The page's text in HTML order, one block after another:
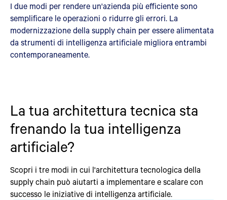
I due modi per rendere un'azienda più efficiente sono
semplificare le operazioni o ridurre gli errori. La
modernizzazione della supply chain per essere alimentata
da strumenti di intelligenza artificiale migliora entrambi
contemporaneamente.
La tua architettura tecnica sta
frenando la tua intelligenza
artificiale?
Scopri i tre modi in cui l'architettura tecnologica della
supply chain può aiutarti a implementare e scalare con
successo le iniziative di intelligenza artificiale.